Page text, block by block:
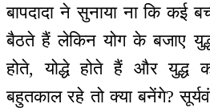
बापदादा ने सुनाया ना कि कई
बैठते हैं लेकिन योग के बजाए
होते, योद्धे होते हैं और
बहुतकाल रहे तो क्या बनेंगे?